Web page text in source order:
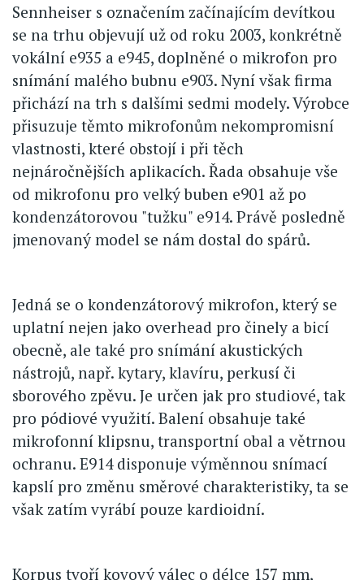
Sennheiser s označením začínajícím devítkou
se na trhu objevují už od roku 2003, konkrétně
vokální e935 a e945, doplněné o mikrofon pro
snímání malého bubnu e903. Nyní však firma
přichází na trh s dalšími sedmi modely. Výrobce
přisuzuje těmto mikrofonům nekompromisní
vlastnosti, které obstojí i při těch
nejnáročnějších aplikacích. Řada obsahuje vše
od mikrofonu pro velký buben e901 až po
kondenzátorovou "tužku" e914. Právě posledně
jmenovaný model se nám dostal do spárů.
Jedná se o kondenzátorový mikrofon, který se
uplatní nejen jako overhead pro činely a bicí
obecně, ale také pro snímání akustických
nástrojů, např. kytary, klavíru, perkusí či
sborového zpěvu. Je určen jak pro studiové, tak
pro pódiové využití. Balení obsahuje také
mikrofonní klipsnu, transportní obal a větrnou
ochranu. E914 disponuje výměnnou snímací
kapslí pro změnu směrové charakteristiky, ta se
však zatím vyrábí pouze kardioidní.
Korpus tvoří kovový válec o délce 157 mm,